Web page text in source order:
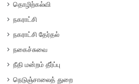
தொழிற்கல்வி
நகராட்சி
நகராட்சி தேர்தல்
நகைச்சுவை
நீதி மன்றம் தீர்ப்பு
நெடுஞ்சாலைத் துறை